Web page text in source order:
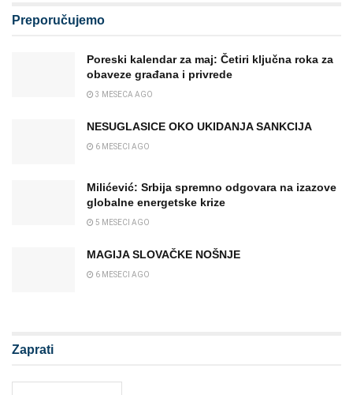
Preporučujemo
Poreski kalendar za maj: Četiri ključna roka za
obaveze građana i privrede
3 MESECA AGO
NESUGLASICE OKO UKIDANJA SANKCIJA
6 MESECI AGO
Milićević: Srbija spremno odgovara na izazove
globalne energetske krize
5 MESECI AGO
MAGIJA SLOVAČKE NOŠNJE
6 MESECI AGO
Zaprati